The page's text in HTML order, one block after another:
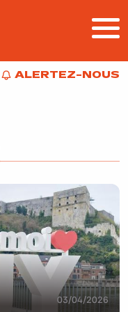
ALERTEZ-NOUS
ALERTEZ-NOUS
03/04/2026